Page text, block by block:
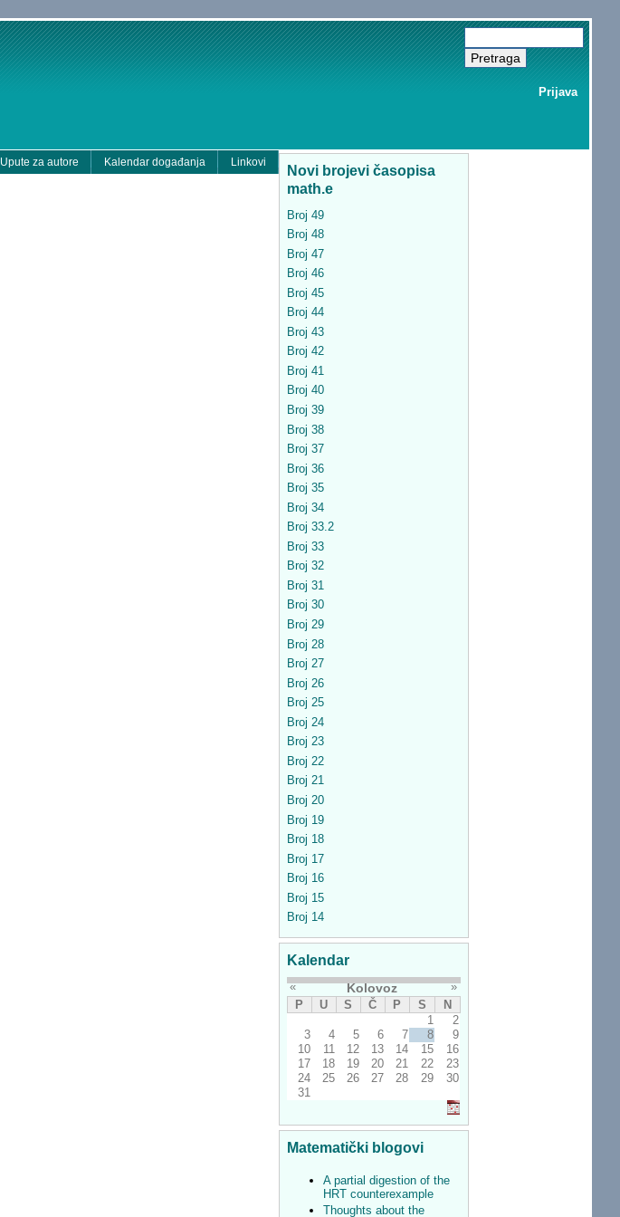
Prijava
Upute za autore Kalendar događanja Linkovi
Novi brojevi časopisa
math.e
Broj 49
Broj 48
Broj 47
Broj 46
Broj 45
Broj 44
Broj 43
Broj 42
Broj 41
Broj 40
Broj 39
Broj 38
Broj 37
Broj 36
Broj 35
Broj 34
Broj 33.2
Broj 33
Broj 32
Broj 31
Broj 30
Broj 29
Broj 28
Broj 27
Broj 26
Broj 25
Broj 24
Broj 23
Broj 22
Broj 21
Broj 20
Broj 19
Broj 18
Broj 17
Broj 16
Broj 15
Broj 14
Kalendar
« Kolovoz
»
P
U S Č P S
N
1
2
3
4 5 6 7 8
9
10
11 12 13 14 15
16
17
18 19 20 21 22
23
24
25 26 27 28 29
30
31
Matematički blogovi
A partial digestion of the
HRT counterexample
Thoughts about the